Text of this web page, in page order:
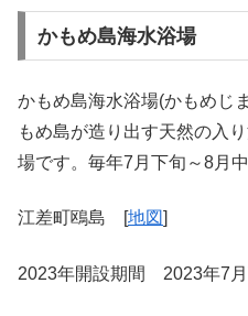
かもめ島海水浴場
かもめ島海水浴場(かもめじ
もめ島が造り出す天然の入
場です。毎年7月下旬～8月中
江差町鴎島 [地図]
2023年開設期間 2023年7